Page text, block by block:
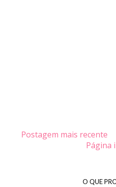
Postagem mais recente
Página
O QUE